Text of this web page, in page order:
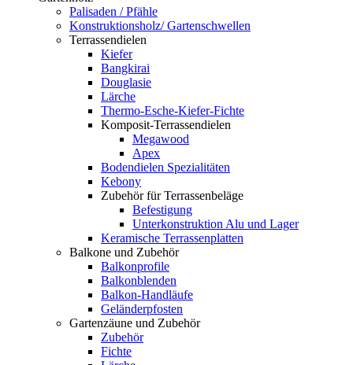
Palisaden / Pfähle
Konstruktionsholz/ Gartenschwellen
Terrassendielen
Kiefer
Bangkirai
Douglasie
Lärche
Thermo-Esche-Kiefer-Fichte
Komposit-Terrassendielen
Megawood
Apex
Bodendielen Spezialitäten
Kebony
Zubehör für Terrassenbeläge
Befestigung
Unterkonstruktion Alu und Lager
Keramische Terrassenplatten
Balkone und Zubehör
Balkonprofile
Balkonblenden
Balkon-Handläufe
Geländerpfosten
Gartenzäune und Zubehör
Zubehör
Fichte